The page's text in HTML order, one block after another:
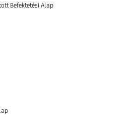
Befektetési Alap